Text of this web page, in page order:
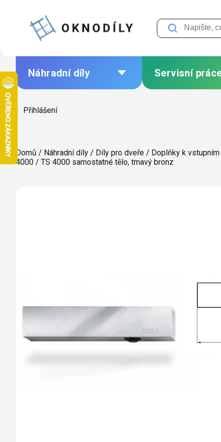
Náhradní díly
Kování podle značek
AKCE
Servisní
Výměna těsnění
Garantované
Přihlášení
Domů / Náhradní díly / Díly pro dveře / Doplňky k
4000 / TS 4000 samostatné tělo, tmavý bronz